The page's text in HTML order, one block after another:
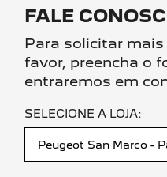
FALE
Para solicitar
favor, preencha o
entraremos em
SELECIONE A LOJA: